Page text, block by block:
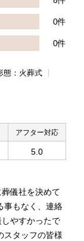
0件
0件
態：火葬式
アフター対応
5.0
儀社を決めて
事もなく、連絡
やすかったで
スタッフの皆様